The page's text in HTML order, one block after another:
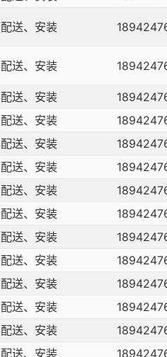
配送、安装
配送、安装
配送、安装
配送、安装
配送、安装
配送、安装
配送、安装
配送、安装
配送、安装
配送、安装
配送、安装
配送、安装
配送、安装
配送、安装